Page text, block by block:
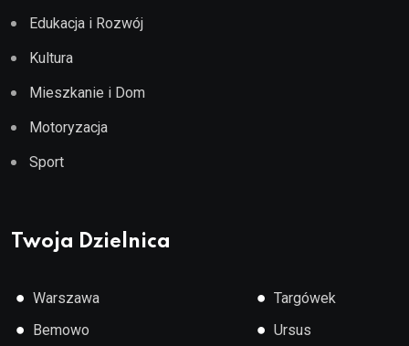
Edukacja i Rozwój
Kultura
Mieszkanie i Dom
Motoryzacja
Sport
Twoja Dzielnica
● Warszawa
● Bemowo
● Targówek
● Ursus